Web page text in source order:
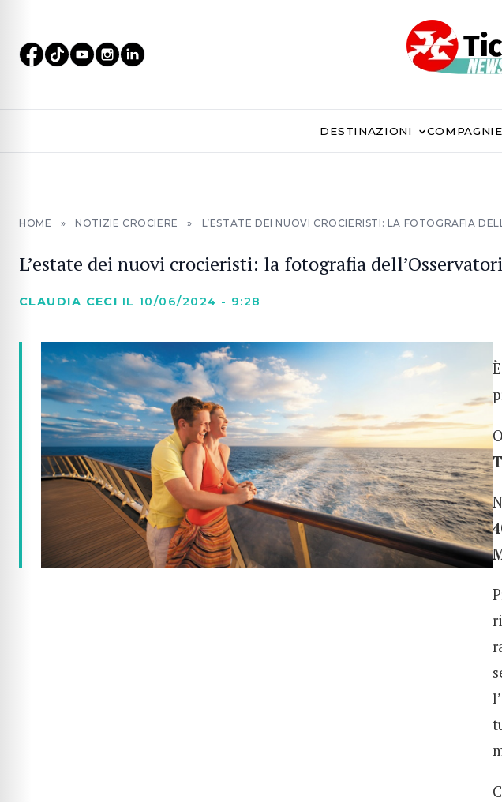
DESTINAZIONI COMPAGNIE
HOME » NOTIZIE CROCIERE » L’ESTATE DEI NUOVI CROCIERISTI: LA FOTOGRAFIA
L’estate dei nuovi crocieristi: la fotografia
CLAUDIA CECI IL 10/06/2024 - 9:28